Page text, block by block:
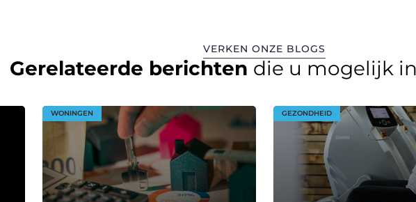
VERKEN ONZE BLOGS
Gerelateerde berichten die u mogelijk
WONINGEN GEZONDHEID